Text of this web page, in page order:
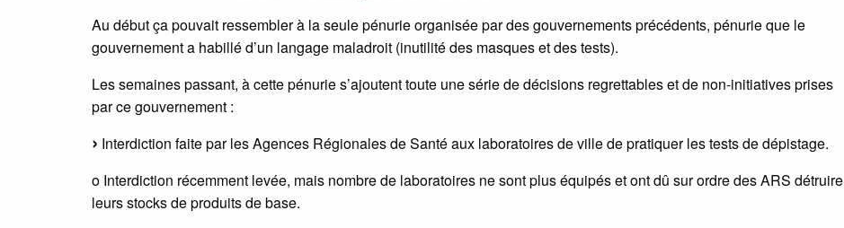
Au début ça pouvait ressembler à la seule pénurie organisée par des gouvernements précédents, pénurie que le
gouvernement a habillé d’un langage maladroit (inutilité des masques et des tests).
Les semaines passant, à cette pénurie s’ajoutent toute une série de décisions regrettables et de non-initiatives prises
par ce gouvernement :
Interdiction faite par les Agences Régionales de Santé aux laboratoires de ville de pratiquer les tests de dépistage.
o Interdiction récemment levée, mais nombre de laboratoires ne sont plus équipés et ont dû sur ordre des ARS détruire
leurs stocks de produits de base.